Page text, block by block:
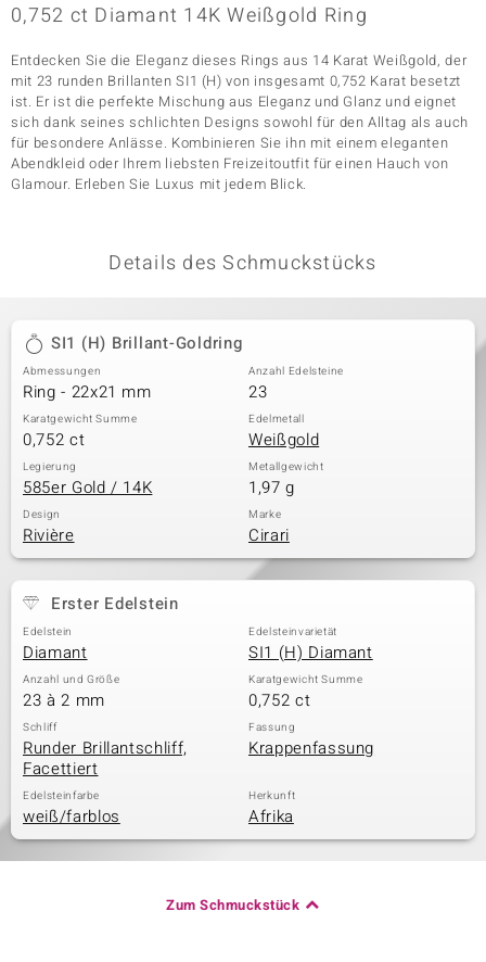
Classics
0,752 ct Diamant 14K Weißgold Ring
Entdecken Sie die Eleganz dieses Rings aus 14 Karat Weißgold, der
mit 23 runden Brillanten SI1 (H) von insgesamt 0,752 Karat besetzt
ist. Er ist die perfekte Mischung aus Eleganz und Glanz und eignet
sich dank seines schlichten Designs sowohl für den Alltag als auch
für besondere Anlässe. Kombinieren Sie ihn mit einem eleganten
Abendkleid oder Ihrem liebsten Freizeitoutfit für einen Hauch von
Glamour. Erleben Sie Luxus mit jedem Blick.
Details des Schmuckstücks
SI1 (H) Brillant-Goldring
Abmessungen
Ring - 22x21 mm
Anzahl Edelsteine
23
Karatgewicht Summe
0,752 ct
Edelmetall
Weißgold
Legierung
585er Gold / 14K
Metallgewicht
1,97 g
Design
Rivière
Marke
Cirari
Erster Edelstein
Edelstein
Diamant
Edelsteinvarietät
SI1 (H) Diamant
Anzahl und Größe
23 à 2 mm
Karatgewicht Summe
0,752 ct
Schliff
Runder Brillantschliff,
Facettiert
Fassung
Krappenfassung
Edelsteinfarbe
weiß/farblos
Herkunft
Afrika
Zum Schmuckstück